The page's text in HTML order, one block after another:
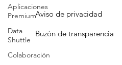
Aplicaciones
Premium
Data
Shuttle
Colaboración
profesionalismo.
Aviso de privacidad
Buzón de transparencia